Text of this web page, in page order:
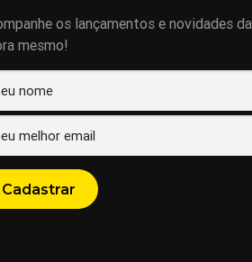
os lançamentos e novidades
mesmo!